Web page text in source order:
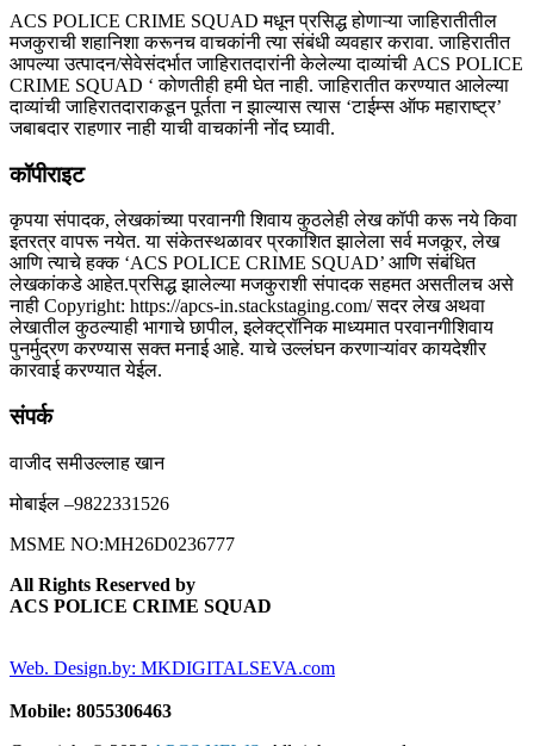
ACS POLICE CRIME SQUAD मधून प्रसिद्ध होणाऱ्या जाहिरातीतील
मजकुराची शहानिशा करूनच वाचकांनी त्या संबंधी व्यवहार करावा. जाहिरातीत
आपल्या उत्पादन/सेवेसंदर्भात जाहिरातदारांनी केलेल्या दाव्यांची ACS POLICE
CRIME SQUAD ‘ कोणतीही हमी घेत नाही. जाहिरातीत करण्यात आलेल्या
दाव्यांची जाहिरातदाराकडून पूर्तता न झाल्यास त्यास ‘टाईम्स ऑफ महाराष्ट्र’
जबाबदार राहणार नाही याची वाचकांनी नोंद घ्यावी.
कॉपीराइट
कृपया संपादक, लेखकांच्या परवानगी शिवाय कुठलेही लेख कॉपी करू नये किवा
इतरत्र वापरू नयेत. या संकेतस्थळावर प्रकाशित झालेला सर्व मजकूर, लेख
आणि त्याचे हक्क ‘ACS POLICE CRIME SQUAD’ आणि संबंधित
लेखकांकडे आहेत.प्रसिद्ध झालेल्या मजकुराशी संपादक सहमत असतीलच असे
नाही Copyright: https://apcs-in.stackstaging.com/ सदर लेख अथवा
लेखातील कुठल्याही भागाचे छापील, इलेक्ट्रॉनिक माध्यमात परवानगीशिवाय
पुनर्मुद्रण करण्यास सक्त मनाई आहे. याचे उल्लंघन करणाऱ्यांवर कायदेशीर
कारवाई करण्यात येईल.
संपर्क
वाजीद समीउल्लाह खान
मोबाईल –9822331526
MSME NO:MH26D0236777
All Rights Reserved by
ACS POLICE CRIME SQUAD
Web. Design.by: MKDIGITALSEVA.com
Mobile: 8055306463